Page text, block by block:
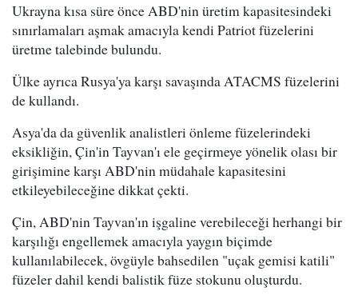
Ukrayna kısa süre önce ABD'nin üretim kapasitesindeki
sınırlamaları aşmak amacıyla kendi Patriot füzelerini
üretme talebinde bulundu.
Ülke ayrıca Rusya'ya karşı savaşında ATACMS füzelerini
de kullandı.
Asya'da da güvenlik analistleri önleme füzelerindeki
eksikliğin, Çin'in Tayvan'ı ele geçirmeye yönelik olası bir
girişimine karşı ABD'nin müdahale kapasitesini
etkileyebileceğine dikkat çekti.
Çin, ABD'nin Tayvan'ın işgaline verebileceği herhangi bir
karşılığı engellemek amacıyla yaygın biçimde
kullanılabilecek, övgüyle bahsedilen "uçak gemisi katili"
füzeler dahil kendi balistik füze stokunu oluşturdu.